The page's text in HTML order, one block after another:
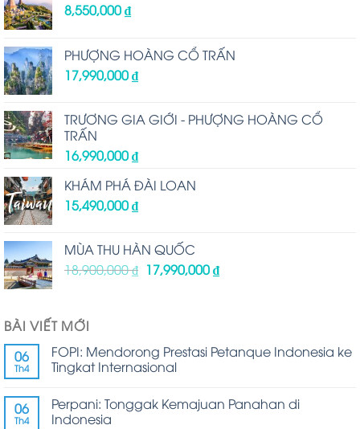
8,550,000₫
PHƯỢNG HOÀNG CỔ TRẤN
17,990,000₫
TRƯƠNG GIA GIỚI - PHƯỢNG HOÀNG CỔ
TRẤN
16,990,000₫
KHÁM PHÁ ĐÀI LOAN
15,490,000₫
MÙA THU HÀN QUỐC
18,900,000₫ 17,990,000₫
BÀI VIẾT MỚI
06
Th4
FOPI: Mendorong Prestasi Petanque Indonesia ke
Tingkat Internasional
06
Th4
Perpani: Tonggak Kemajuan Panahan di
Indonesia